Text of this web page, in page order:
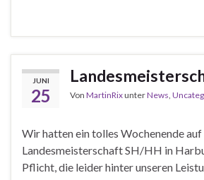
JUNI
25 Von MartinRixunterNews
Wir hatten ein tolles Wochenende
Landesmeisterschaft SH/HH in
Pflicht, die leider hinter unseren